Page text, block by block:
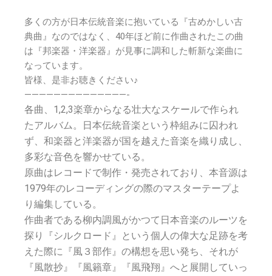
多くの方が日本伝統音楽に抱いている『古めかしい古
典曲』なのではなく、40年ほど前に作曲されたこの曲
は『邦楽器・洋楽器』が見事に調和した斬新な楽曲に
なっています。
皆様、是非お聴きください♪
——————————————-
各曲、1,2,3楽章からなる壮大なスケールで作られ
たアルバム。日本伝統音楽という枠組みに囚われ
ず、和楽器と洋楽器が国を越えた音楽を織り成し、
多彩な音色を響かせている。
原曲はレコードで制作・発売されており、本音源は
1979年のレコーディングの際のマスターテープよ
り編集している。
作曲者である柳内調風がかつて日本音楽のルーツを
探り『シルクロード』という個人の偉大な足跡を考
えた際に『風３部作』の構想を思い発ち、それが
『風散抄』『風籟章』『風飛翔』へと展開していっ